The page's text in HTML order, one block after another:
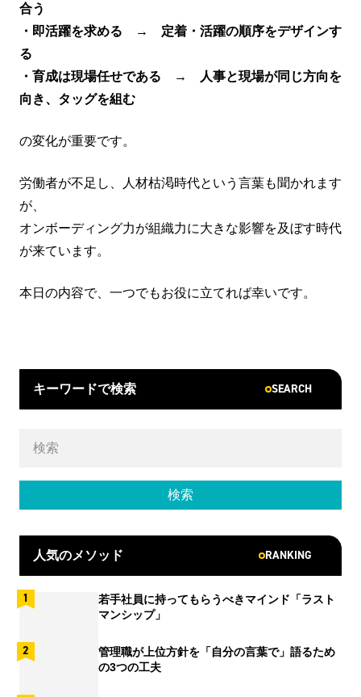
合う
・即活躍を求める → 定着・活躍の順序をデザインす
る
・育成は現場任せである → 人事と現場が同じ方向を
向き、タッグを組む
の変化が重要です。
労働者が不足し、人材枯渇時代という言葉も聞かれます
が、
オンボーディング力が組織力に大きな影響を及ぼす時代
が来ています。
本日の内容で、一つでもお役に立てれば幸いです。
キーワードで検索 SEARCH
人気のメソッド RANKING
若手社員に持ってもらうべきマインド「ラスト
マンシップ」
管理職が上位方針を「自分の言葉で」語るため
の3つの工夫